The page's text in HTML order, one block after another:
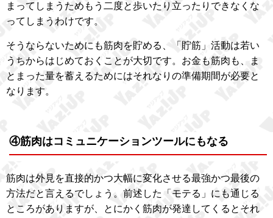
まってしまうためもう二度と歩いたり立ったりできなくな
ってしまうわけです。
そうならないためにも筋肉を貯める、「貯筋」活動は若い
うちからはじめておくことが大切です。お金も筋肉も、ま
とまった量を蓄えるためにはそれなりの準備期間が必要と
なります。
④筋肉はコミュニケーションツールにもなる
筋肉は外見を直接的かつ大幅に変化させる最強かつ最後の
方法だと言えるでしょう。前述した「モテる」にも通じる
ところがありますが、とにかく筋肉が発達してくるとそれ